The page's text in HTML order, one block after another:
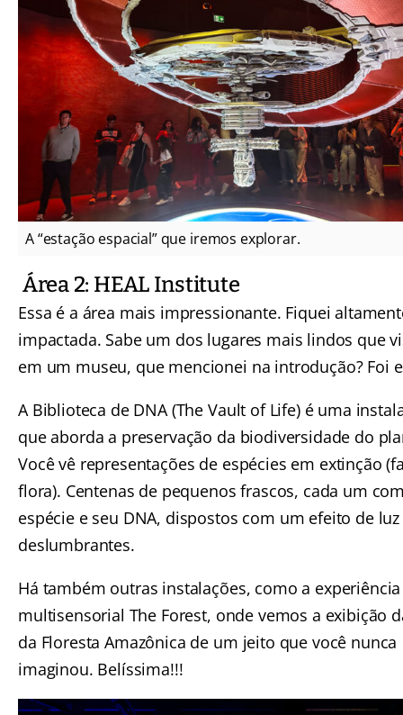
A “estação espacial” que iremos explorar.
Área 2: HEAL Institute
Essa é a área mais impressionante. Fiquei
impactada. Sabe um dos lugares mais lindos que
em um museu, que mencionei na introdução? Foi
A Biblioteca de DNA (The Vault of Life) é uma
que aborda a preservação da biodiversidade do
Você vê representações de espécies em extinção
flora). Centenas de pequenos frascos, cada um
espécie e seu DNA, dispostos com um efeito de
deslumbrantes.
Há também outras instalações, como a experiência
multisensorial The Forest, onde vemos a exibição
da Floresta Amazônica de um jeito que você nunca
imaginou. Belíssima!!!